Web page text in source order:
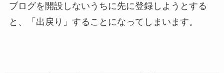
ブログを開設しないうちに先に登録しようとする
と、「出戻り」することになってしまいます。